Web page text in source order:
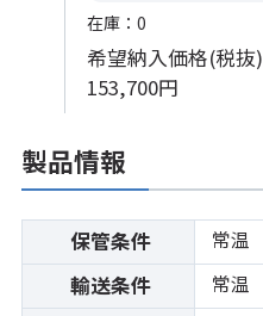
在庫：0
希望納入価格(税抜)
153,700円
製品情報
保管条件 常温
輸送条件
常温